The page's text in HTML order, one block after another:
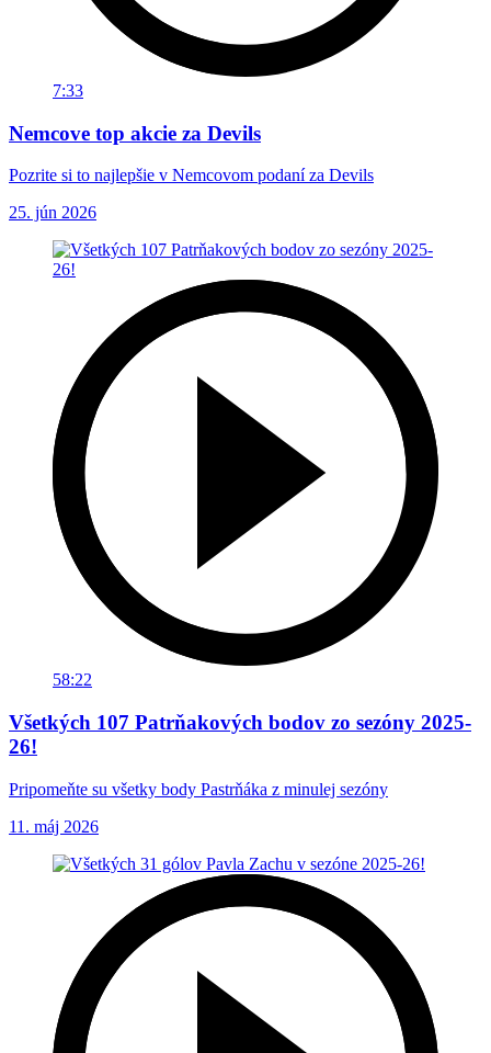
7:33
Nemcove top akcie za Devils
Pozrite si to najlepšie v Nemcovom podaní za Devils
25. jún 2026
58:22
Všetkých 107 Patrňakových bodov zo sezóny 2025-
26!
Pripomeňte su všetky body Pastrňáka z minulej sezóny
11. máj 2026